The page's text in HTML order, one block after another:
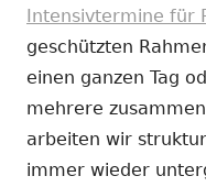
Intensivtermine für
geschützten
einen ganzen Tag
mehrere
arbeiten wir
immer wieder